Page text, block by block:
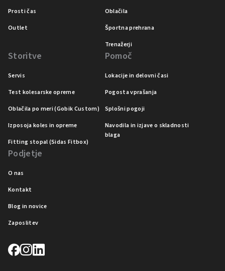
Prosti čas
Outlet
Oblačila
Športna prehrana
Trenažerji
Storitve
Servis
Test kolesarske opreme
Oblačila po meri (Gobik Custom)
Izposoja koles in opreme
Fitting stopal (Sidas Fitbox)
Pomoč
Lokacije in delovni časi
Pogosta vprašanja
Splošni pogoji
Navodila in izjave o skladnosti
blaga
Podjetje
O nas
Kontakt
Blog in novice
Zaposlitev